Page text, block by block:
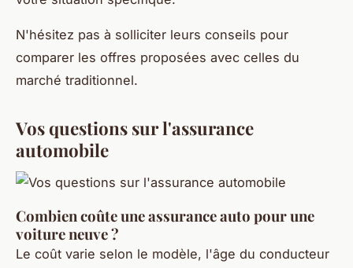
N'hésitez pas à solliciter leurs conseils pour
comparer les offres proposées avec celles du
marché traditionnel.
Vos questions sur l'assurance
automobile
Combien coûte une assurance auto pour une
voiture neuve ?
Le coût varie selon le modèle, l'âge du conducteur